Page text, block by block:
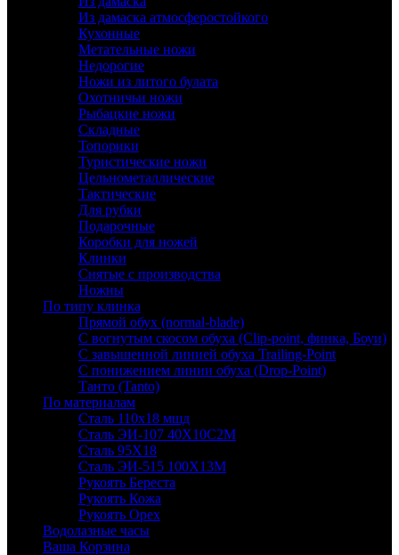
Из дамаска атмосферостойкого
Кухонные
Метательные ножи
Недорогие
Ножи из литого булата
Охотничьи ножи
Рыбацкие ножи
Складные
Топорики
Туристические ножи
Цельнометаллические
Тактические
Для рубки
Подарочные
Коробки для ножей
Клинки
Снятые с производства
Ножны
По типу клинка
Прямой обух (normal-blade)
С вогнутым скосом обуха (Clip-point, финка, Боуи)
С завышенной линией обуха Trailing-Point
С понижением линии обуха (Drop-Point)
Танто (Tanto)
По материалам
Сталь 110х18 мшд
Сталь ЭИ-107 40Х10С2М
Сталь 95Х18
Сталь ЭИ-515 100Х13М
Рукоять Береста
Рукоять Кожа
Рукоять Орех
Водолазные часы
Ваша Корзина